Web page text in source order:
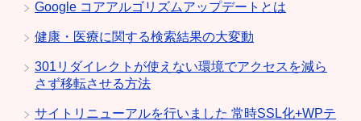
Google コアアルゴリズムアップデートとは
健康・医療に関する検索結果の大変動
301リダイレクトが使えない環境でアクセスを減ら
さず移転させる方法
サイトリニューアルを行いました 常時SSL化+WPテ